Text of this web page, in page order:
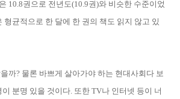
10.8권으로 전년도(10.9권)와 비슷한 수준이었
형균적으로 한 달에 한 권의 책도 읽지 않고 있
까? 물론 바쁘게 살아가야 하는 현대사회다 보
분명 있을 것이다. 또한 TV나 인터넷 등이 너